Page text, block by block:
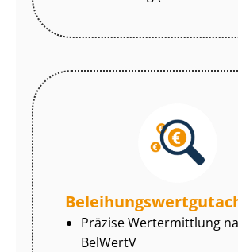
Präzise Wertermittlung
BelWertV